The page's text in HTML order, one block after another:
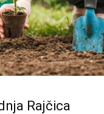
Rajčica